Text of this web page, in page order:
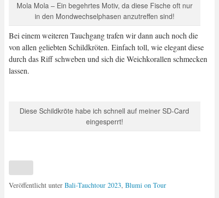
Mola Mola – Ein begehrtes Motiv, da diese Fische oft nur
in den Mondwechselphasen anzutreffen sind!
Bei einem weiteren Tauchgang trafen wir dann auch noch die
von allen geliebten Schildkröten. Einfach toll, wie elegant diese
durch das Riff schweben und sich die Weichkorallen schmecken
lassen.
Diese Schildkröte habe ich schnell auf meiner SD-Card
eingesperrt!
Veröffentlicht unter Bali-Tauchtour 2023, Blumi on Tour